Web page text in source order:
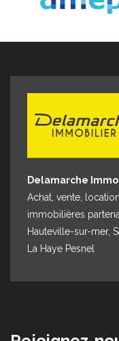
Espace client
Delamarche
Achat, vente,
immobilières
Hauteville-sur-mer,
La Haye Pesnel